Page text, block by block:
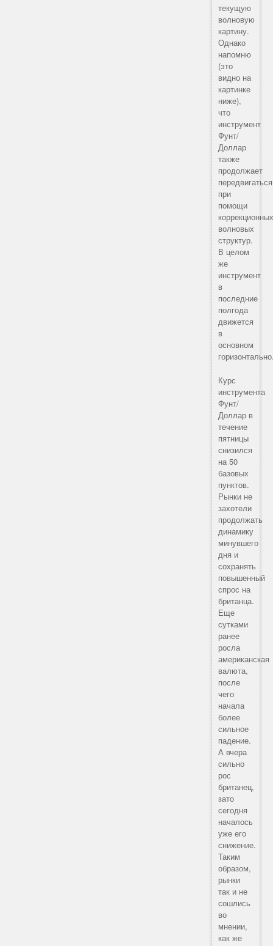
текущую
волновую
картину.
Однако
напомню
(это
видно на
картинке
ниже),
что
инструмент
Фунт/
Доллар
также
продолжает
передвигаться
при
помощи
волновых
структур.
В целом
же
инструмент
в
последние
полгода
движется
в
основном
Курс
инструмента
Фунт/
Доллар в
течение
пятницы
снизился
на 50
базовых
пунктов.
Рынки не
захотели
продолжать
динамику
минувшего
дня и
сохранять
повышенный
спрос на
британца.
Еще
сутками
ранее
росла
американская
валюта,
после
чего
начала
более
сильное
падение.
А вчера
сильно
рос
британец,
зато
сегодня
началось
уже его
снижение.
Таким
образом,
рынки
так и не
сошлись
во
мнении,
как же